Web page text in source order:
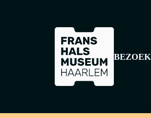
GA NAAR HOOFDINHOUD
BEZOEK